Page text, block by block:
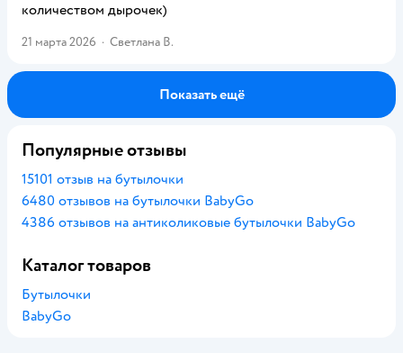
количеством дырочек)
21 марта 2026 · Светлана В.
Показать ещё
Популярные отзывы
15101 отзыв на бутылочки
6480 отзывов на бутылочки BabyGo
4386 отзывов на антиколиковые бутылочки BabyGo
Каталог товаров
Бутылочки
BabyGo